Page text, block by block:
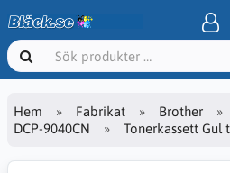
Hem Fabrikat Brother
DCP-9040CN
Tonerkassett Gul